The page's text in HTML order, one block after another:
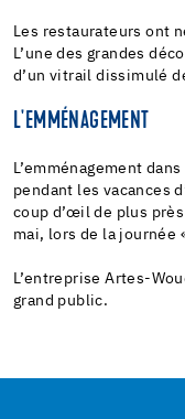
Les restaurateurs ont
L’une des grandes
d’un vitrail dissimulé
L'EMMÉNAGEMENT
L’emménagement
pendant les vacances
coup d’œil de plus
mai, lors de la journée
L’entreprise Artes-
grand public.